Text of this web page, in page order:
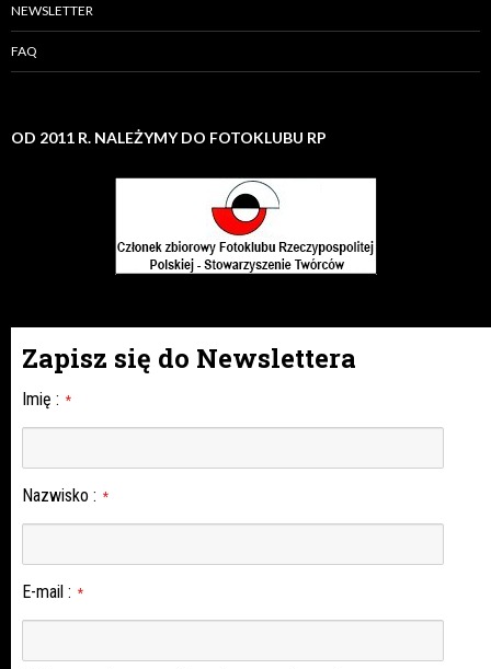
NEWSLETTER
FAQ
OD 2011 R. NALEŻYMY DO FOTOKLUBU RP
Zapisz się do Newslettera
Imię : *
Nazwisko : *
E-mail : *